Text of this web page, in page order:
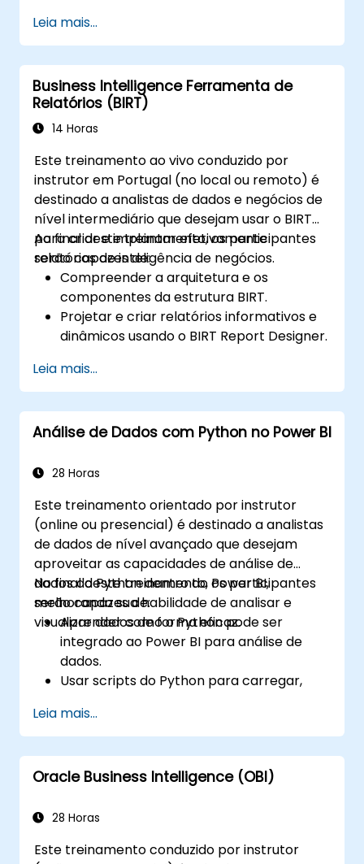
visualizações e painéis de dados
interativos.
Aplicar controlos de segurança e acesso
no QuickSight.
Utilizar capacidades de aprendizagem
automática incorporadas no QuickSight
melhoradas.
Conceber, criar e personalizar
dashboards do QuickSight para extrair e
visualizar informações comerciais.
Leia mais...
Business Intelligence Ferramenta de
Relatórios (BIRT)
14 Horas
Este treinamento ao vivo conduzido por
instrutor em Portugal (no local ou remoto) é
destinado a analistas de dados e negócios de
nível intermediário que desejam usar o BIRT
para criar e implantar efetivamente
relatórios de inteligência de negócios.
Ao final deste treinamento, os participantes
serão capazes de:
Compreender a arquitetura e os
componentes da estrutura BIRT.
Projetar e criar relatórios informativos e
dinâmicos usando o BIRT Report Designer.
BIRT para adicionar lógica empresarial
aos relatórios.
Otimizar e implementar relatórios BIRT
em aplicações Web e aplicações
Leia mais...
Análise de Dados com Python no Power BI
28 Horas
Este treinamento orientado por instrutor
(online ou presencial) é destinado a analistas
de dados de nível avançado que desejam
aproveitar as capacidades de análise de
dados do Python dentro do Power BI,
melhorando sua habilidade de analisar e
visualizar dados de forma eficaz.
No final deste treinamento, os participantes
serão capazes de:
Aprender como o Python pode ser
integrado ao Power BI para análise de
dados.
Usar scripts do Python para carregar,
ambiente do Power BI.
Aprimorar as capacidades de visualização
de dados criando visualizações
personalizadas e interativas usando o
Aquirir habilidades avançadas em análise
Leia mais...
Oracle Business Intelligence (OBI)
28 Horas
Este treinamento conduzido por instrutor